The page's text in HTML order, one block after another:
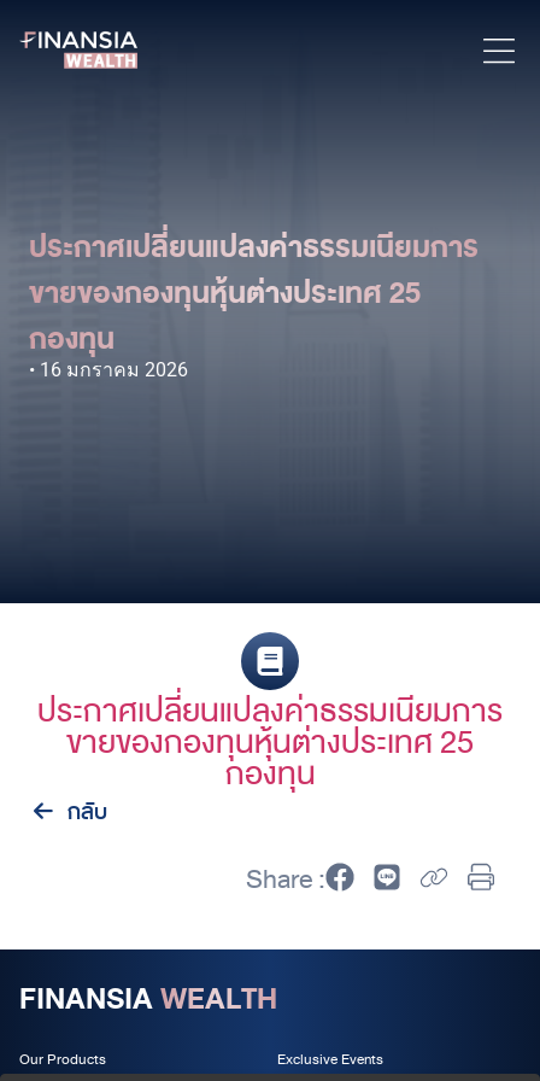
ประกาศเปลี่ยนแปลงค่าธรรมเนียมการ
ขายของกองทุนหุ้นต่างประเทศ 25
กองทุน
16 มกราคม 2026
ประกาศเปลี่ยนแปลงค่าธรรมเนียมการ
ขายของกองทุนหุ้นต่างประเทศ 25
กองทุน
กลับ
Share :
FINANSIAWEALTH
Our Products Exclusive Events